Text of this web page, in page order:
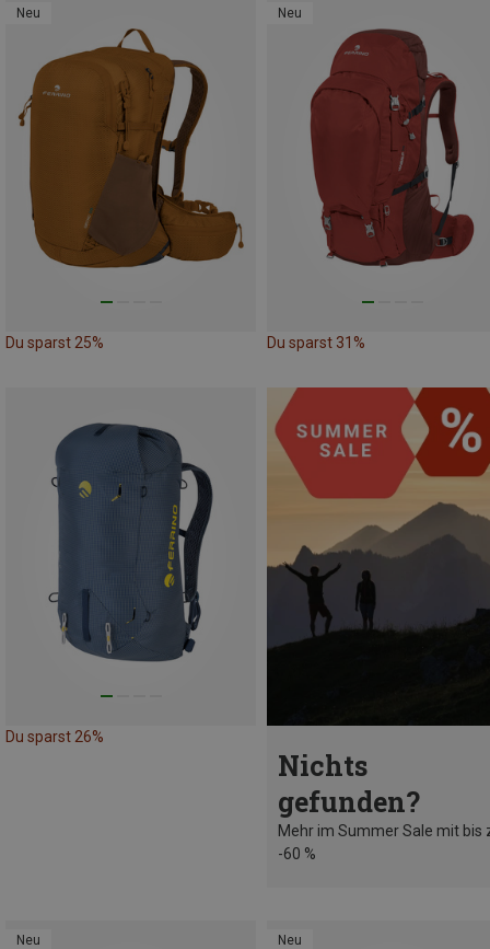
Neu
Du sparst 25%
Neu
Du sparst 31%
Du sparst 26%
Nichts
gefunden?
Mehr im Summer Sale mit bis
-60 %
Neu Neu